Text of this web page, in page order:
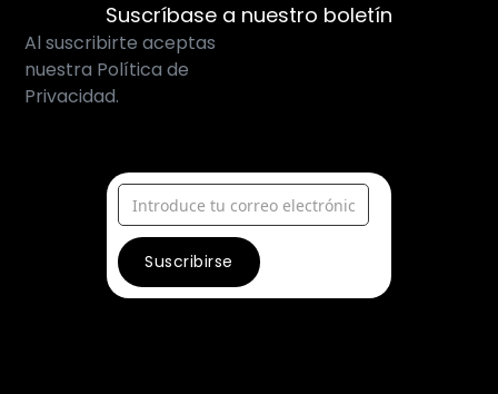
Suscríbase a nuestro boletín
Al suscribirte aceptas
nuestra Política de
Privacidad.